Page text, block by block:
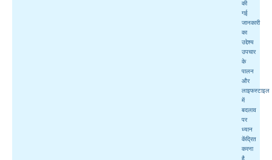
की
गई
जानकारी
का
उद्देश्य
उपचार
के
पालन
और
लाइफस्टाइल
में
बदलाव
पर
ध्यान
केंद्रित
करना
है